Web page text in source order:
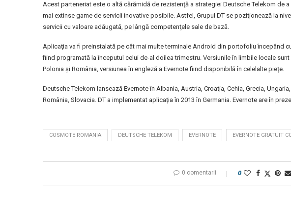
Acest parteneriat este o altă cărămidă de rezistenţă a strategiei Deutsche Telekom de
mai extinse game de servicii inovative posibile. Astfel, Grupul DT se poziţionează la
servicii cu valoare adăugată, pe lângă competenţele sale de bază.
Aplicaţia va fi preinstalată pe cât mai multe terminale Android din portofoliu începând
fiind programată la începutul celui de-al doilea trimestru. Versiunile în limbile locale
Polonia şi România, versiunea în engleză a Evernote fiind disponibilă în celelalte pieţe.
Deutsche Telekom lansează Evernote în Albania, Austria, Croaţia, Cehia, Grecia,
România, Slovacia. DT a implementat aplicaţia în 2013 în Germania. Evernote are în
COSMOTE ROMANIA DEUTSCHE TELEKOM EVERNOTE EVERNOTE GRATUIT
0 comentarii 0